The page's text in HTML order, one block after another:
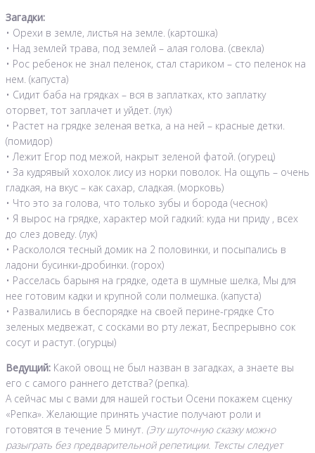
Загадки:
• Орехи в земле, листья на земле. (картошка)
• Над землей трава, под землей – алая голова. (свекла)
• Рос ребенок не знал пеленок, стал стариком – сто пеленок на
нем. (капуста)
• Сидит баба на грядках – вся в заплатках, кто заплатку
оторвет, тот заплачет и уйдет. (лук)
• Растет на грядке зеленая ветка, а на ней – красные детки.
(помидор)
• Лежит Егор под межой, накрыт зеленой фатой. (огурец)
• За кудрявый хохолок лису из норки поволок. На ощупь – очень
гладкая, на вкус – как сахар, сладкая. (морковь)
• Что это за голова, что только зубы и борода (чеснок)
• Я вырос на грядке, характер мой гадкий: куда ни приду , всех
до слез доведу. (лук)
• Раскололся тесный домик на 2 половинки, и посыпались в
ладони бусинки-дробинки. (горох)
• Расселась барыня на грядке, одета в шумные шелка, Мы для
нее готовим кадки и крупной соли полмешка. (капуста)
• Развалились в беспорядке на своей перине-грядке Сто
зеленых медвежат, с сосками во рту лежат, Беспрерывно сок
сосут и растут. (огурцы)
Ведущий: Какой овощ не был назван в загадках, а знаете вы
его с самого раннего детства? (репка).
А сейчас мы с вами для нашей гостьи Осени покажем сценку
«Репка». Желающие принять участие получают роли и
готовятся в течение 5 минут. (Эту шуточную сказку можно
разыграть без предварительной репетиции. Тексты следует